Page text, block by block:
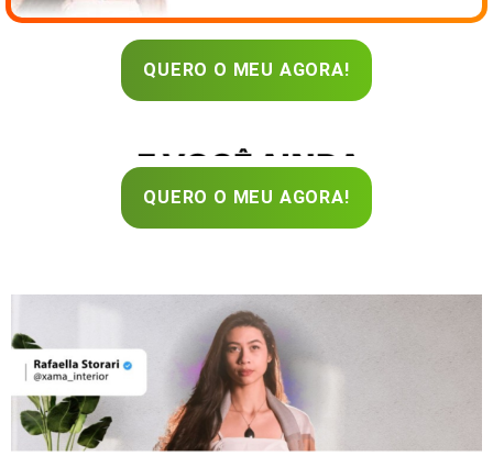
QUERO O MEU AGORA!
QUERO O MEU AGORA!